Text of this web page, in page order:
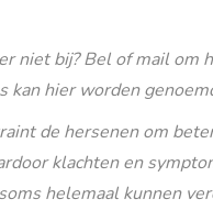
niet bij? Bel of mail om
kan hier worden
de hersenen om
klachten en
helemaal kunnen